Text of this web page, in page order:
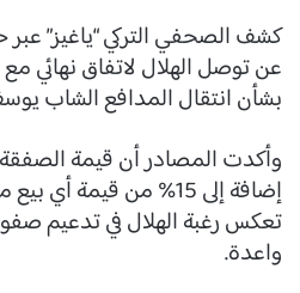
كشف الصحفي التركي “ياغيز”
عن توصل الهلال لاتفاق نهائي
بشأن انتقال المدافع الشاب
إضافة إلى 15% من قيمة
تعكس رغبة الهلال في تدعيم
واعدة.